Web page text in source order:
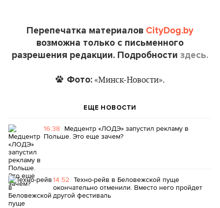
Перепечатка материалов CityDog.by
возможна только с письменного
разрешения редакции. Подробности здесь.
Фото:«Минск-Новости».
ЕЩЕ НОВОСТИ
16:38 Медцентр «ЛОДЭ» запустил рекламу в
Польше. Это еще зачем?
14:52 Техно-рейв в Беловежской пуще
окончательно отменили. Вместо него пройдет
другой фестиваль